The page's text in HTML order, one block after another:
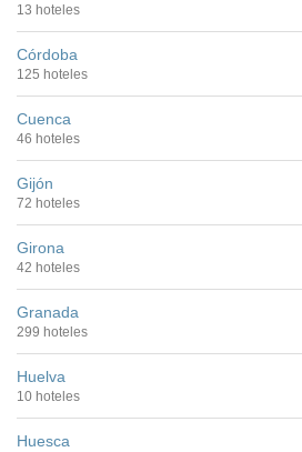
13 hoteles
Córdoba
125 hoteles
Cuenca
46 hoteles
Gijón
72 hoteles
Girona
42 hoteles
Granada
299 hoteles
Huelva
10 hoteles
Huesca